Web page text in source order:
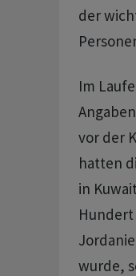
der
Im
vor der
hatten
in
wurde,